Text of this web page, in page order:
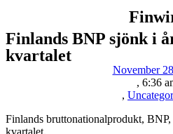
Finlands BNP sjönk i
kvartalet
November
, 6:36
,
Finlands bruttonationalprodukt,
kvartalet.